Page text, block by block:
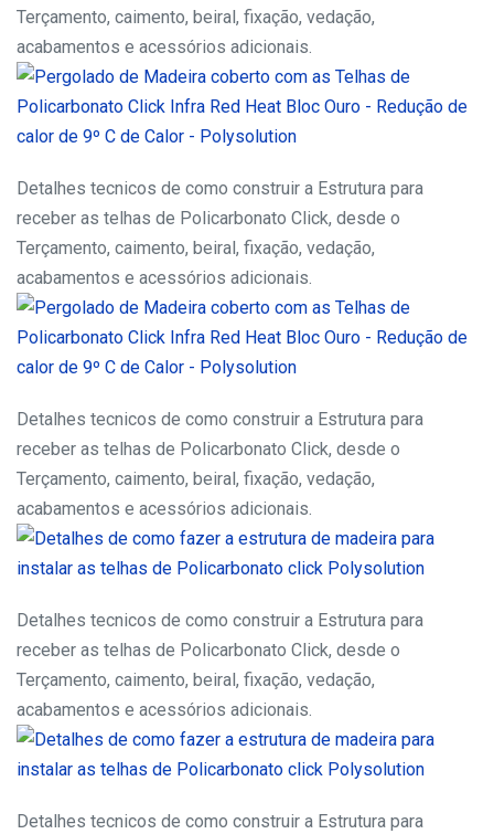
Terçamento, caimento, beiral, fixação, vedação,
acabamentos e acessórios adicionais.
Detalhes tecnicos de como construir a Estrutura para
receber as telhas de Policarbonato Click, desde o
Terçamento, caimento, beiral, fixação, vedação,
acabamentos e acessórios adicionais.
Detalhes tecnicos de como construir a Estrutura para
receber as telhas de Policarbonato Click, desde o
Terçamento, caimento, beiral, fixação, vedação,
acabamentos e acessórios adicionais.
Detalhes tecnicos de como construir a Estrutura para
receber as telhas de Policarbonato Click, desde o
Terçamento, caimento, beiral, fixação, vedação,
acabamentos e acessórios adicionais.
Detalhes tecnicos de como construir a Estrutura para